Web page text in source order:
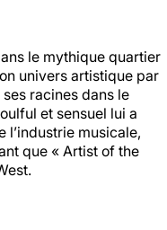
En savoir plus
le mythique quartier
univers artistique par
racines dans le
et sensuel lui a
l’industrie musicale,
que « Artist of the